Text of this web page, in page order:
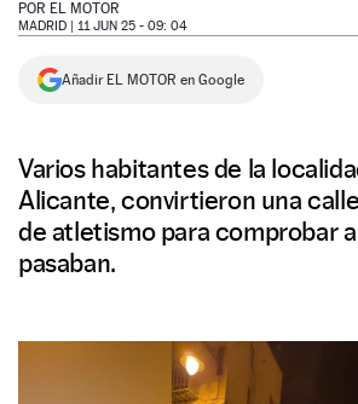
POR EL MOTOR
MADRID | 11 JUN 25 - 09: 04
Añadir EL MOTOR en Google
Varios habitantes de la
Alicante, convirtieron una
de atletismo para comprobar
pasaban.